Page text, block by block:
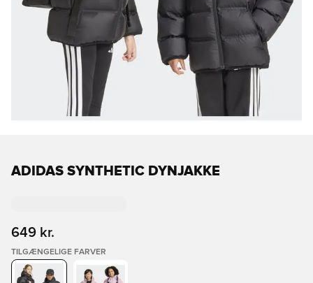
ADIDAS SYNTHETIC DYNJAKKE
649 kr.
TILGÆNGELIGE FARVER